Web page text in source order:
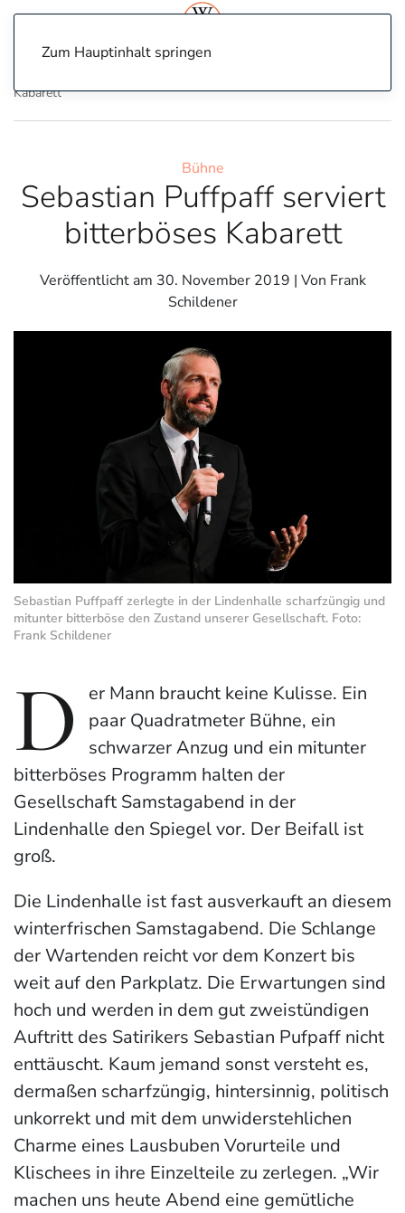
Zum Hauptinhalt springen
Kabarett
Bühne
Sebastian Puffpaff serviert
bitterböses Kabarett
Veröffentlicht am 30. November 2019 | Von Frank
Schildener
Sebastian Puffpaff zerlegte in der Lindenhalle scharfzüngig und
mitunter bitterböse den Zustand unserer Gesellschaft. Foto:
Frank Schildener
D
er Mann braucht keine Kulisse. Ein
paar Quadratmeter Bühne, ein
schwarzer Anzug und ein mitunter
bitterböses Programm halten der
Gesellschaft Samstagabend in der
Lindenhalle den Spiegel vor. Der Beifall ist
groß.
Die Lindenhalle ist fast ausverkauft an diesem
winterfrischen Samstagabend. Die Schlange
der Wartenden reicht vor dem Konzert bis
weit auf den Parkplatz. Die Erwartungen sind
hoch und werden in dem gut zweistündigen
Auftritt des Satirikers Sebastian Pufpaff nicht
enttäuscht. Kaum jemand sonst versteht es,
dermaßen scharfzüngig, hintersinnig, politisch
unkorrekt und mit dem unwiderstehlichen
Charme eines Lausbuben Vorurteile und
Klischees in ihre Einzelteile zu zerlegen. „Wir
machen uns heute Abend eine gemütliche